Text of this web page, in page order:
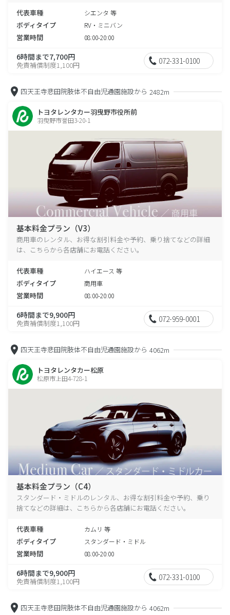
代表車種 シエンタ 等
ボディタイプ RV・ミニバン
営業時間 08:00-20:00
6時間まで7,700円
免責補償制度1,100円 072-331-0100
四天王寺悲田院肢体不自由児通園施設から 2482m
トヨタレンタカー羽曳野市役所前
羽曳野市誉田3-20-1
基本料金プラン（V3）
商用車のレンタル、お得な割引料金や予約、乗り捨てなどの詳細
は、こちらから各店舗にお電話ください。
代表車種 ハイエース 等
ボディタイプ 商用車
営業時間 08:00-20:00
6時間まで9,900円
免責補償制度1,100円 072-959-0001
四天王寺悲田院肢体不自由児通園施設から 4062m
トヨタレンタカー松原
松原市上田4-728-1
基本料金プラン（C4）
スタンダード・ミドルのレンタル、お得な割引料金や予約、乗り
捨てなどの詳細は、こちらから各店舗にお電話ください。
代表車種 カムリ 等
ボディタイプ スタンダード・ミドル
営業時間 08:00-20:00
6時間まで9,900円
免責補償制度1,100円 072-331-0100
四天王寺悲田院肢体不自由児通園施設から 4062m